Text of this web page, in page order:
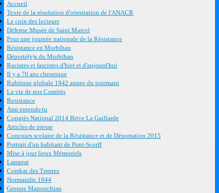
Accueil
Texte de la résolution d'orientation de l'ANACR
Le coin des lecteurs
Défense Musée de Saint Marcel
Pour une journée nationale de la Résistance
Résistance en Morbihan
Déporté(e)s du Morbihan
Racistes et fascistes d'hier et d'aujourd'hui
Il y a 70 ans chronique
Rubrique globale 1942 annee du tourmant
La vie de nos Comités
Resistance
Ami entends-tu
Congrès National 2014 Brive La Gaillarde
Articles de presse
Concours scolaire de la Résistance et de Déportation 2015
Portrait d'un habitant de Pont-Scorff
Mise à jour lieux Mémoriels
Lamprat
Combat des Trentes
Normandie 1944
Groupe Manouchian